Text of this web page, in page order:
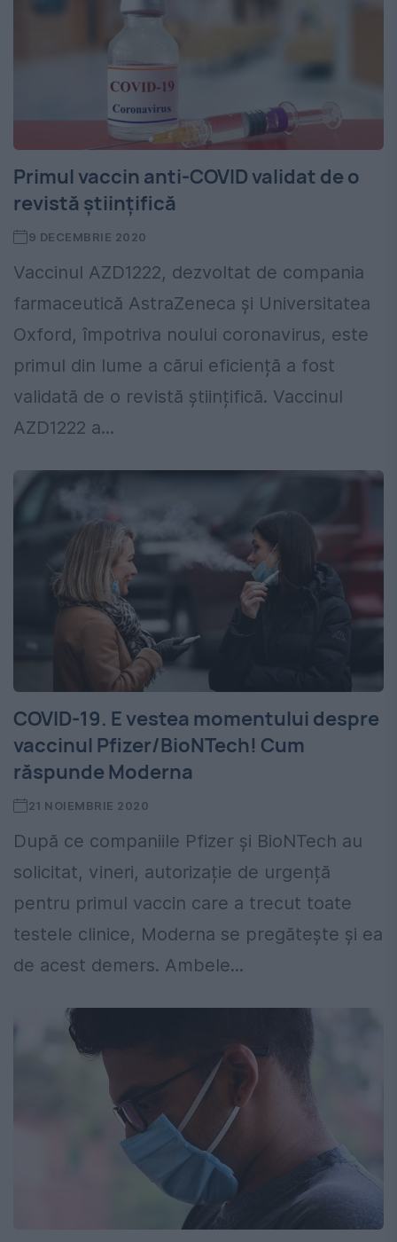
Primul vaccin anti-COVID validat de o
revistă științifică
9 DECEMBRIE 2020
Vaccinul AZD1222, dezvoltat de compania
farmaceutică AstraZeneca şi Universitatea
Oxford, împotriva noului coronavirus, este
primul din lume a cărui eficiență a fost
validată de o revistă științifică. Vaccinul
AZD1222 a...
COVID-19. E vestea momentului despre
vaccinul Pfizer/BioNTech! Cum
răspunde Moderna
21 NOIEMBRIE 2020
După ce companiile Pfizer și BioNTech au
solicitat, vineri, autorizație de urgență
pentru primul vaccin care a trecut toate
testele clinice, Moderna se pregătește și ea
de acest demers. Ambele...